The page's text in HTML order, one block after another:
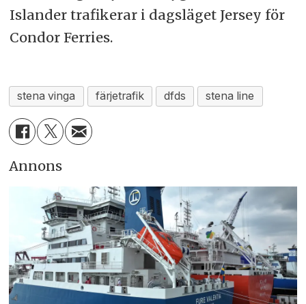
Islander trafikerar i dagsläget Jersey för
Condor Ferries.
stena vinga färjetrafik dfds stena line
Annons